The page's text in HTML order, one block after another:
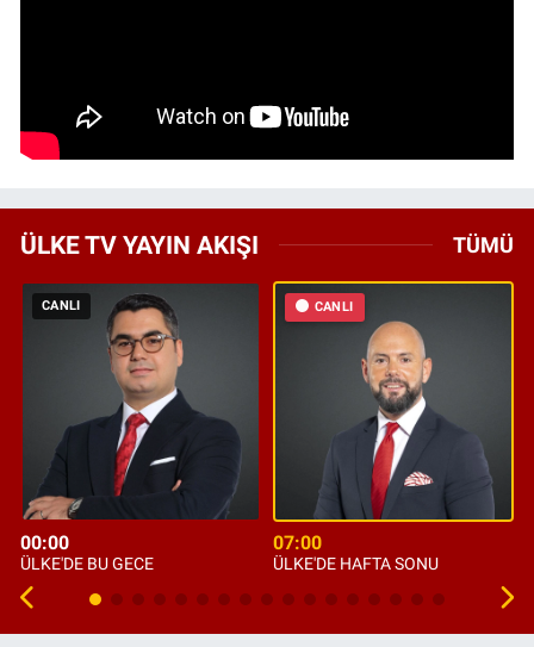
ÜLKE TV YAYIN AKIŞI TÜMÜ
CANLI
00:00
ÜLKE'DE BU GECE
CANLI
07:00
ÜLKE'DE HAFTA SONU